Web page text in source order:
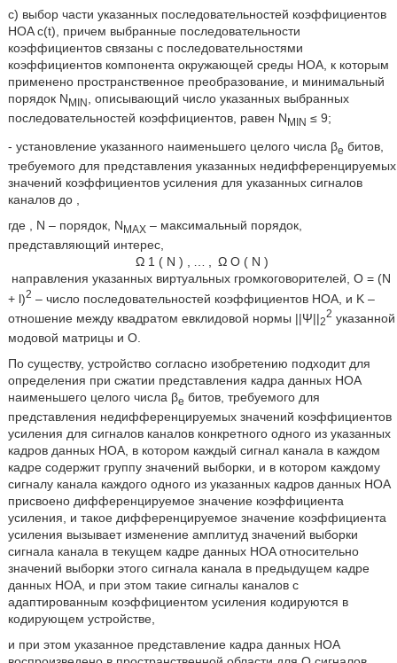
c) выбор части указанных последовательностей коэффициентов
HOA c(t), причем выбранные последовательности
коэффициентов связаны с последовательностями
коэффициентов компонента окружающей среды HOA, к которым
применено пространственное преобразование, и минимальный
порядок N MIN , описывающий число указанных выбранных
последовательностей коэффициентов, равен NMIN ≤ 9;
- установление указанного наименьшего целого числа βe битов,
требуемого для представления указанных недифференцируемых
значений коэффициентов усиления для указанных сигналов
каналов до
где
, N – порядок, NMAX– максимальный порядок,
представляющий интерес,
Ω 1 ( N ) Ω O ( N )
направления указанных виртуальных громкоговорителей, O = (N
+ l)2 – число последовательностей коэффициентов HOA, и K –
отношение между квадратом евклидовой нормы ||Ψ||2
2 указанной
модовой матрицы и O.
По существу, устройство согласно изобретению подходит для
определения при сжатии представления кадра данных HOA
наименьшего целого числа βe битов, требуемого для
представления недифференцируемых значений коэффициентов
усиления для сигналов каналов конкретного одного из указанных
кадров данных HOA, в котором каждый сигнал канала в каждом
кадре содержит группу значений выборки, и в котором каждому
сигналу канала каждого одного из указанных кадров данных HOA
присвоено дифференцируемое значение коэффициента
усиления, и такое дифференцируемое значение коэффициента
усиления вызывает изменение амплитуд значений выборки
сигнала канала в текущем кадре данных HOA относительно
значений выборки этого сигнала канала в предыдущем кадре
данных HOA, и при этом такие сигналы каналов с
адаптированным коэффициентом усиления кодируются в
кодирующем устройстве,
и при этом указанное представление кадра данных HOA